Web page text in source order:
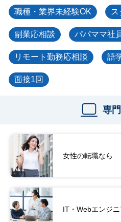
職種・業界未経験OK
副業応相談 パパママ社
リモート勤務応相談 語
面接1回
専
女性の転職なら
IT・Webエンジ